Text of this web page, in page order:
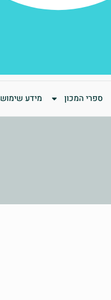
ספרי המכון מידע